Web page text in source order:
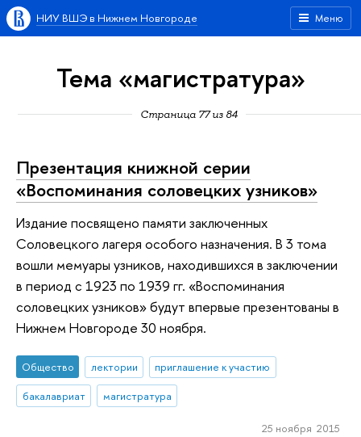
Меню
НИУ ВШЭ в Нижнем Новгороде
Тема «магистратура»
Страница 77 из 84
Презентация книжной серии
«Воспоминания соловецких узников»
Издание посвящено памяти заключенных
Соловецкого лагеря особого назначения. В 3 тома
вошли мемуары узников, находившихся в заключении
в период с 1923 по 1939 гг. «Воспоминания
соловецких узников» будут впервые презентованы в
Нижнем Новгороде 30 ноября.
Общество лектории
приглашение к участию
бакалавриат
магистратура
25 ноября 2015